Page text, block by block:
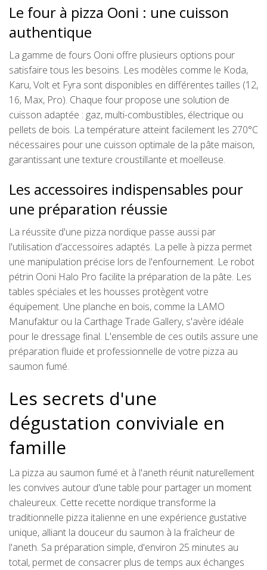
Le four à pizza Ooni : une cuisson
authentique
La gamme de fours Ooni offre plusieurs options pour
satisfaire tous les besoins. Les modèles comme le Koda,
Karu, Volt et Fyra sont disponibles en différentes tailles (12,
16, Max, Pro). Chaque four propose une solution de
cuisson adaptée : gaz, multi-combustibles, électrique ou
pellets de bois. La température atteint facilement les 270°C
nécessaires pour une cuisson optimale de la pâte maison,
garantissant une texture croustillante et moelleuse.
Les accessoires indispensables pour
une préparation réussie
La réussite d'une pizza nordique passe aussi par
l'utilisation d'accessoires adaptés. La pelle à pizza permet
une manipulation précise lors de l'enfournement. Le robot
pétrin Ooni Halo Pro facilite la préparation de la pâte. Les
tables spéciales et les housses protègent votre
équipement. Une planche en bois, comme la LAMO
Manufaktur ou la Carthage Trade Gallery, s'avère idéale
pour le dressage final. L'ensemble de ces outils assure une
préparation fluide et professionnelle de votre pizza au
saumon fumé.
Les secrets d'une
dégustation conviviale en
famille
La pizza au saumon fumé et à l'aneth réunit naturellement
les convives autour d'une table pour partager un moment
chaleureux. Cette recette nordique transforme la
traditionnelle pizza italienne en une expérience gustative
unique, alliant la douceur du saumon à la fraîcheur de
l'aneth. Sa préparation simple, d'environ 25 minutes au
total, permet de consacrer plus de temps aux échanges